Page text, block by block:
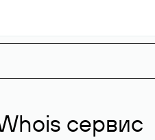
сервис